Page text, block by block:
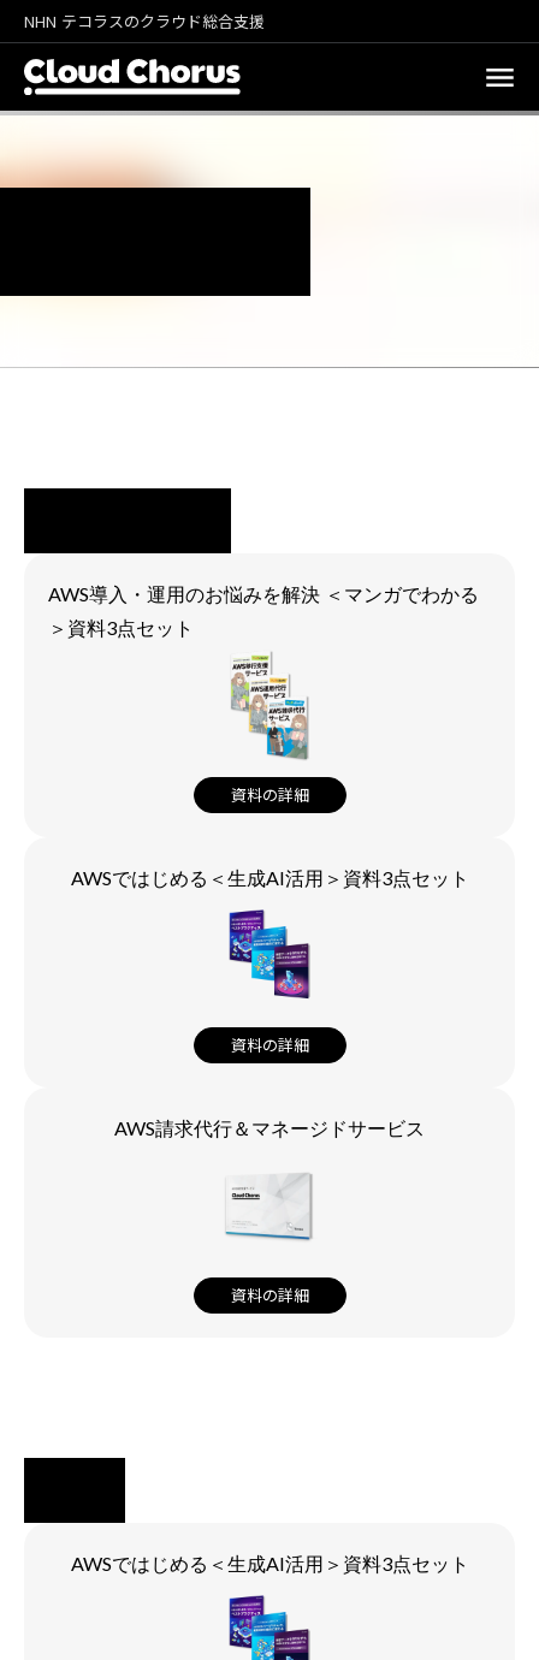
NHN テコラスのクラウド総合支援
AWS導入・運用のお悩みを解決 ＜マンガでわかる
＞資料3点セット
資料の詳細
AWSではじめる＜生成AI活用＞資料3点セット
資料の詳細
AWS請求代行＆マネージドサービス
資料の詳細
AWSではじめる＜生成AI活用＞資料3点セット